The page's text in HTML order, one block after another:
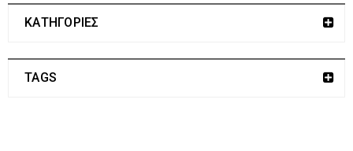
ΚΑΤΗΓΟΡΙΕΣ
TAGS